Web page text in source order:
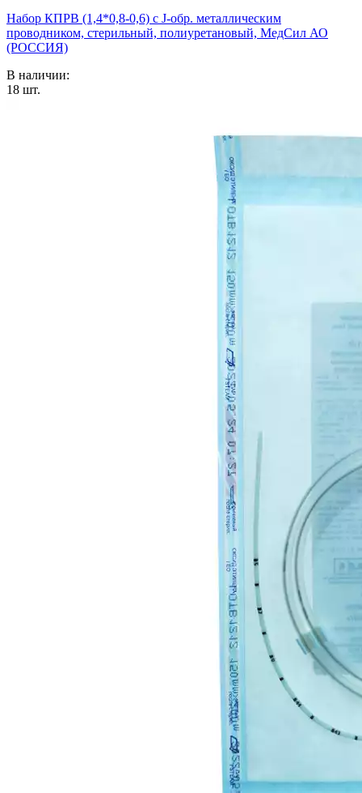
Набор КПРВ (1,4*0,8-0,6) с J-обр. металлическим
проводником, стерильный, полиуретановый, МедСил АО
(РОССИЯ)
В наличии:
18 шт.